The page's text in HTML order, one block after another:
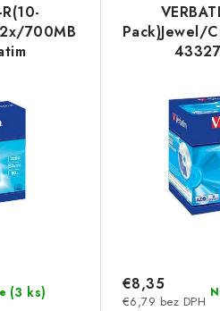
700MB
(3 ks)
Pack)Jewel/
€6,79 bez DPH
€8,35